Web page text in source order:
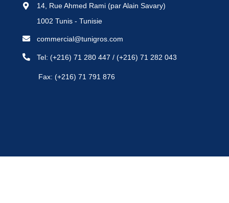
14, Rue Ahmed Rami (par Alain Savary)
1002 Tunis - Tunisie
commercial@tunigros.com
Tel:(+216) 71 280 447 /(+216) 71 282 043
Fax: (+216) 71 791 876